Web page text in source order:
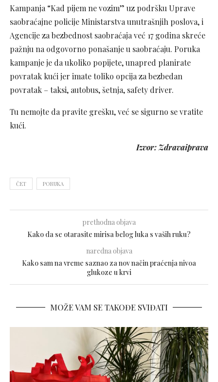
Kampanja “Kad pijem ne vozim” uz podršku Uprave
saobraćajne policije Ministarstva unutrašnjih poslova, i
Agencije za bezbednost saobraćaja već 17 godina skreće
pažnju na odgovorno ponašanje u saobraćaju. Poruka
kampanje je da ukoliko popijete, unapred planirate
povratak kući jer imate toliko opcija za bezbedan
povratak – taksi, autobus, šetnja, safety driver.
Tu nemojte da pravite grešku, već se sigurno se vratite
kući.
Izvor: Zdravaiprava
ČET PORUKA
prethodna objava
Kako da se otarasite mirisa belog luka s vaših ruku?
naredna objava
Kako sam na vreme saznao za nov način praćenja nivoa
glukoze u krvi
MOŽE VAM SE TAKOĐE SVIĐATI